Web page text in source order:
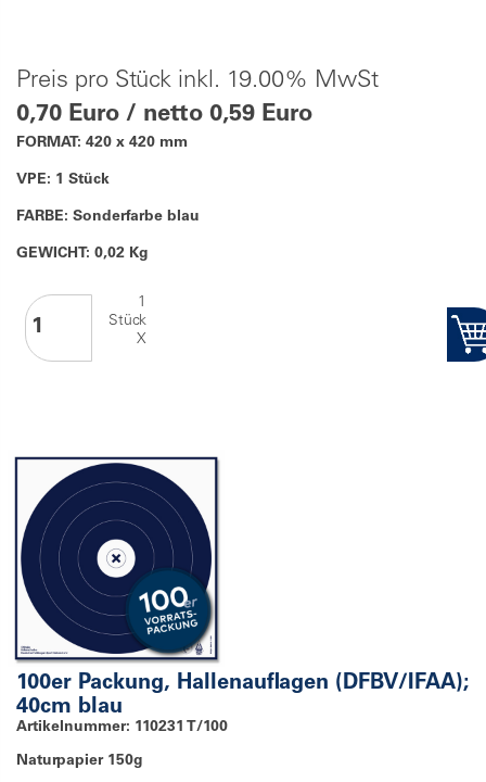
Preis pro Stück inkl. 19.00% MwSt
0,70 Euro / netto 0,59 Euro
FORMAT: 420 x 420 mm
VPE: 1 Stück
FARBE: Sonderfarbe blau
GEWICHT: 0,02 Kg
1
Stück
X
100er Packung, Hallenauflagen (DFBV/IFAA);
40cm blau
Artikelnummer: 110231 T/100
Naturpapier 150g